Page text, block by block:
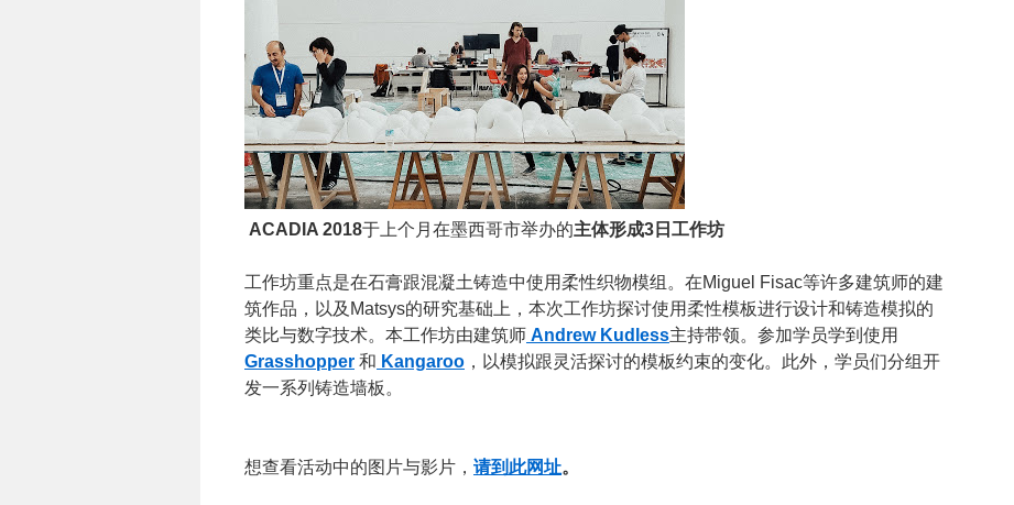
ACADIA 2018于上个月在墨西哥市举办的主体形成3日工作坊
工作坊重点是在石膏跟混凝土铸造中使用柔性织物模组。在Miguel Fisac等许多建筑师的建
筑作品，以及Matsys的研究基础上，本次工作坊探讨使用柔性模板进行设计和铸造模拟的
类比与数字技术。本工作坊由建筑师 Andrew Kudless主持带领。 参加学员学到使用
Grasshopper 和 Kangaroo ，以模拟跟灵活探讨的模板约束的变化。此外，学员们分组开
发一系列铸造墙板。
想查看活动中的图片与影片， 请到此网址。